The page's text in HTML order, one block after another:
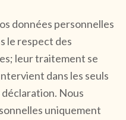
données personnelles
le respect des
leur traitement se
dans les seuls
Nous
uniquement